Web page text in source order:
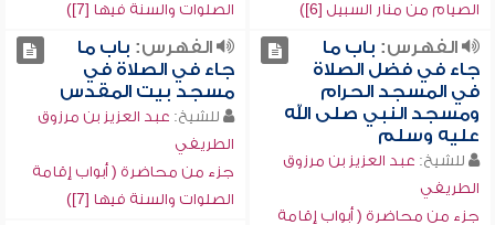
الصيام من منار السبيل [6])
الصلوات والسنة فيها [7])
الفهرس: باب ما
جاء في فضل الصلاة
في المسجد الحرام
ومسجد النبي صلى الله
عليه وسلم
للشيخ: عبد العزيز بن مرزوق
الطريفي
جزء من محاضرة ( أبواب إقامة
الفهرس: باب ما
جاء في الصلاة في
مسجد بيت المقدس
للشيخ: عبد العزيز بن مرزوق
الطريفي
جزء من محاضرة ( أبواب إقامة
الصلوات والسنة فيها [7])